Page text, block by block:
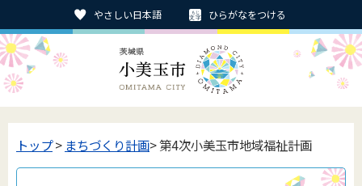
やさしい日本語 ひらがなをつける
トップ> まちづくり計画> 第4次小美玉市地域福祉計画